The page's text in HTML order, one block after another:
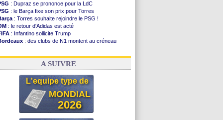
: Dupraz se prononce pour la LdC
: le Barça fixe son prix pour Torres
: Torres souhaite rejoindre le PSG !
: le retour d'Adidas est acté
: Infantino sollicite Trump
: des clubs de N1 montent au créneau
: le démenti de Leipzig pour Diomandé
A SUIVRE
L'equipe type de
MONDIAL
2026